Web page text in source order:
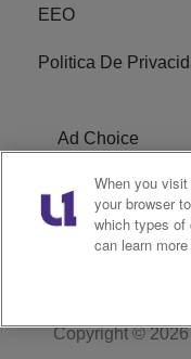
EEO
Politica De
Ad Choice
Terms of Service
Closed Captioning
Copyright ©
When you
your browser
which types of
can learn